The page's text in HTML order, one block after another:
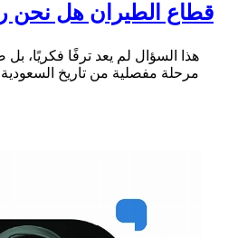
قطاع الطيران هل نحن
هذا السؤال لم يعد ترفًا فكريًا،
مرحلة مفصلية من تاريخ